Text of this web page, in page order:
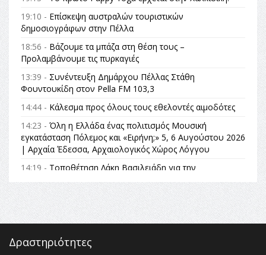
19:10 - Επίσκεψη αυστραλών τουριστικών
δημοσιογράφων στην Πέλλα
18:56 - Βάζουμε τα μπάζα στη θέση τους –
Προλαμβάνουμε τις πυρκαγιές
13:39 - Συνέντευξη Δημάρχου Πέλλας Στάθη
Φουντουκίδη στον Pella FM 103,3
14:44 - Κάλεσμα προς όλους τους εθελοντές αιμοδότες
14:23 - Όλη η Ελλάδα ένας πολιτισμός Μουσική
εγκατάσταση Πόλεμος και «Ειρήνη;» 5, 6 Αυγούστου 2026
| Αρχαία Έδεσσα, Αρχαιολογικός Χώρος Λόγγου
14:19 - Τοποθέτηση Λάκη Βασιλειάδη για την
θεσμικές διαδικασίες υπάρχει μόνο η ευθύνη απέναντι
στις επόμενες γενιές»
16:35 -Το πρόγραμμα του ΠΑΟΚ στον δεύτερο γύρο του
16:27 - Όλυμπος: Εντάχθηκε στον Κατάλογο Παγκόσμιας
Δραστηριότητες